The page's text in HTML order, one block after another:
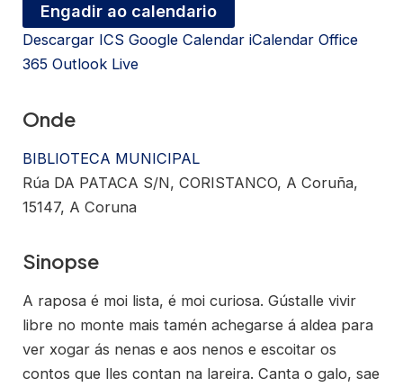
Engadir ao calendario
Descargar ICS Google Calendar iCalendar Office
365 Outlook Live
Onde
BIBLIOTECA MUNICIPAL
Rúa DA PATACA S/N, CORISTANCO, A Coruña,
15147, A Coruna
Sinopse
A raposa é moi lista, é moi curiosa. Gústalle vivir
libre no monte mais tamén achegarse á aldea para
ver xogar ás nenas e aos nenos e escoitar os
contos que lles contan na lareira. Canta o galo, sae